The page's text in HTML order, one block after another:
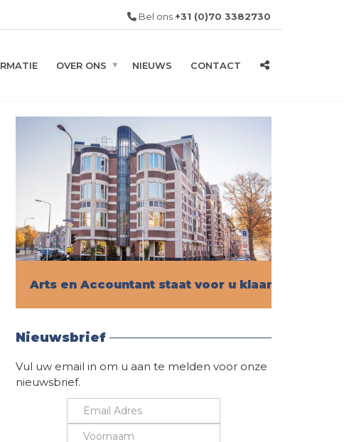
Bel ons +31 (0)70 3382730
OVER ONS NIEUWS CONTACT
Arts en Accountant staat voor u klaar!
Nieuwsbrief
Vul uw email in om u aan te melden voor onze
nieuwsbrief.